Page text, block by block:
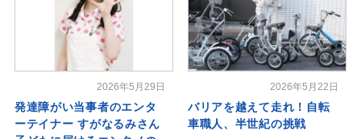
2026年5月29日
発達障がい当事者のエンタ
ーテイナー すがなるみさん
2026年5月22日
バリアを越えて走れ！自転
車職人、半世紀の挑戦